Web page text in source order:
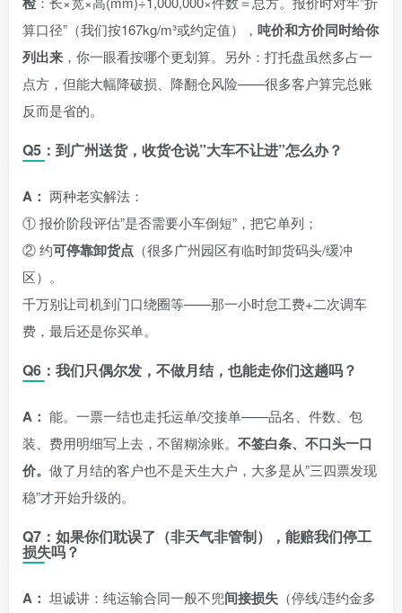
算口径”（我们按167kg/m³或约定值）， 吨价和方价同时给你
列出来 ，你一眼看按哪个更划算。另外：打托盘虽然多占一
点方，但能大幅降破损、降翻仓风险——很多客户算完总账
反而是省的。
Q5：到广州送货，收货仓说”大车不让进”怎么办？
A： 两种老实解法：
① 报价阶段评估”是否需要小车倒短”，把它单列；
② 约可停靠卸货点 （很多广州园区有临时卸货码头/缓冲
区）。
千万别让司机到门口绕圈等——那一小时怠工费+二次调车
费，最后还是你买单。
Q6：我们只偶尔发，不做月结，也能走你们这趟吗？
A： 能。一票一结也走托运单/交接单——品名、件数、包
装、费用明细写上去，不留糊涂账。 不签白条、不口头一口
价。 做了月结的客户也不是天生大户，大多是从”三四票发现
稳”才开始升级的。
Q7：如果你们耽误了（非天气非管制），能赔我们停工
损失吗？
A： 坦诚讲：纯运输合同一般不兜间接损失 （停线/违约金多